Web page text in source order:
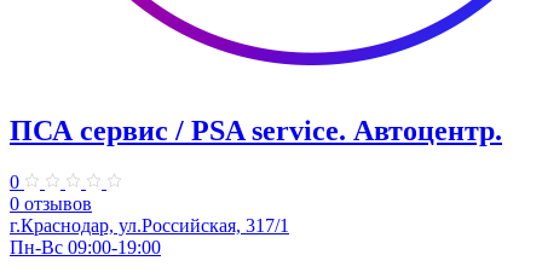
ПСА сервис / PSA service. ​Автоцентр.
0
0 отзывов
г.Краснодар, ул.Российская, 317/1
Пн-Вс 09:00-19:00